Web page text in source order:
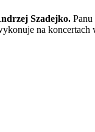
Szadejko. Panu
na